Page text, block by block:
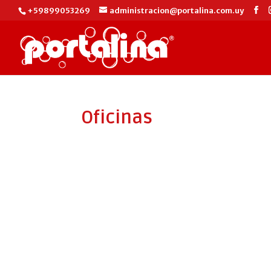
+59899053269 administracion@portalina.com.uy
Oficinas